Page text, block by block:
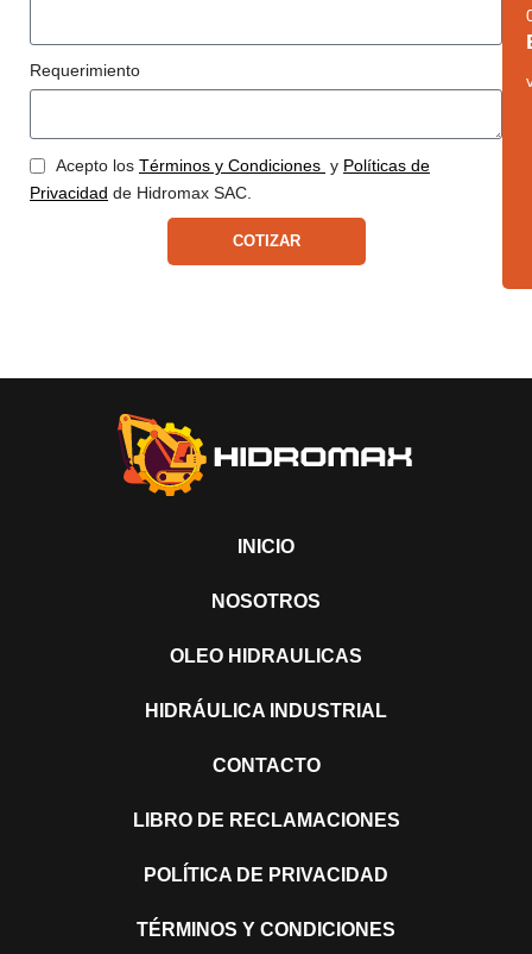
Requerimiento
Acepto los Términos y Condiciones y Políticas de
Privacidad de Hidromax SAC.
COTIZAR
INICIO
NOSOTROS
OLEO HIDRAULICAS
HIDRÁULICA INDUSTRIAL
CONTACTO
LIBRO DE RECLAMACIONES
POLÍTICA DE PRIVACIDAD
TÉRMINOS Y CONDICIONES